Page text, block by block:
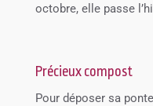
octobre, elle passe
Précieux compost
Pour déposer sa